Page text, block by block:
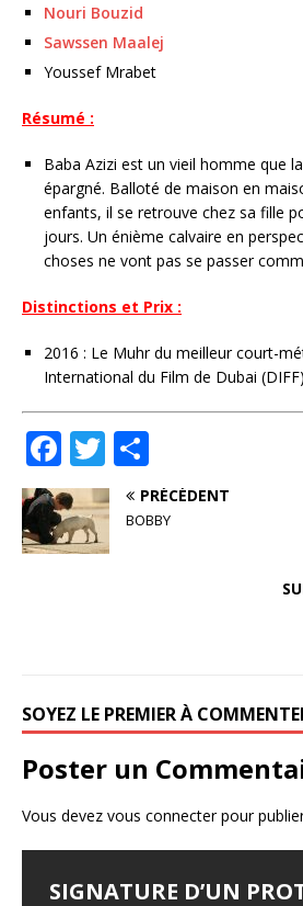
Nouri Bouzid
Sawssen Maalej
Youssef Mrabet
Résumé :
Baba Azizi est un vieil homme que
épargné. Balloté de maison en
enfants, il se retrouve chez sa fille
jours. Un énième calvaire en
choses ne vont pas se passer
Distinctions et Prix :
2016 : Le Muhr du meilleur court-
International du Film de Dubai
F
a
c
e
T
w
it
te
ar
ta
PRÉCÉDENT
BOBBY
SOYEZ LE PREMIER À
Poster un
Vous devez vous connecterpour
SIGNATURE D’UN
FESTIVAL D’AMMAN
LES JOURNÉES
LE SYNDROME DE
JALILA BORHANE